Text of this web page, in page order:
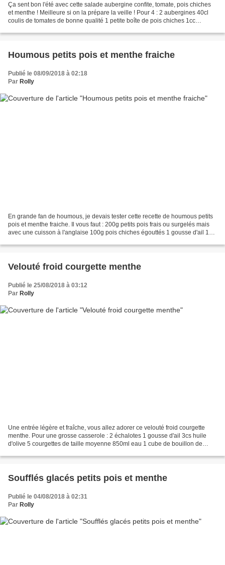
Ça sent bon l'été avec cette salade aubergine confite, tomate, pois chiches
et menthe ! Meilleure si on la prépare la veille ! Pour 4 : 2 aubergines 40cl
coulis de tomates de bonne qualité 1 petite boîte de pois chiches 1cc
Houmous petits pois et menthe fraiche
Publié le 08/09/2018 à 02:18
Par Rolly
En grande fan de houmous, je devais tester cette recette de houmous petits
pois et menthe fraiche. Il vous faut : 200g petits pois frais ou surgelés mais
avec une cuisson à l'anglaise 100g pois chiches égouttés 1 gousse d'ail 1cs
Velouté froid courgette menthe
Publié le 25/08/2018 à 03:12
Par Rolly
Une entrée légère et fraîche, vous allez adorer ce velouté froid courgette
menthe. Pour une grosse casserole : 2 échalotes 1 gousse d'ail 3cs huile
d'olive 5 courgettes de taille moyenne 850ml eau 1 cube de bouillon de
Soufflés glacés petits pois et menthe
Publié le 04/08/2018 à 02:31
Par Rolly